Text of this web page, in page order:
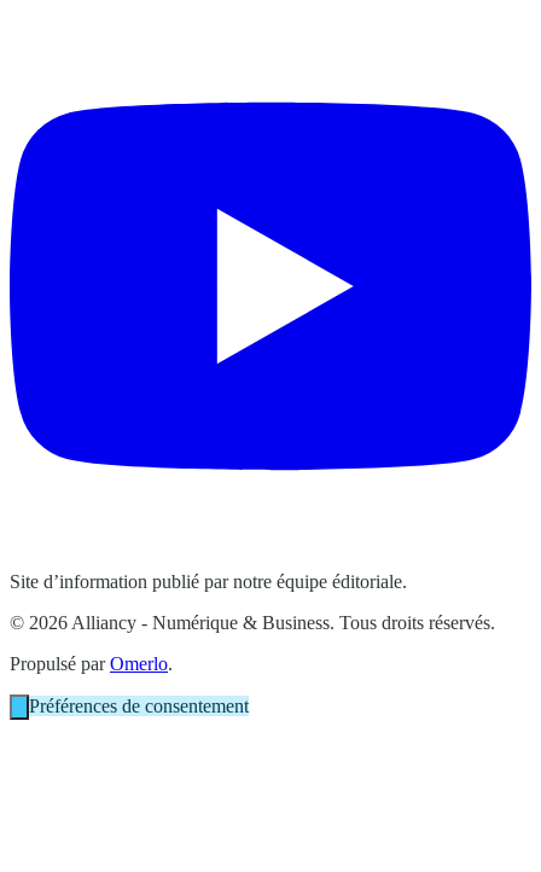
Site d’information publié par notre équipe éditoriale.
© 2026 Alliancy - Numérique & Business. Tous droits réservés.
Propulsé parOmerlo.
Préférences de consentement